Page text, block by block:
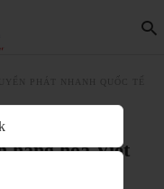
hàng hóa Việt
lượng